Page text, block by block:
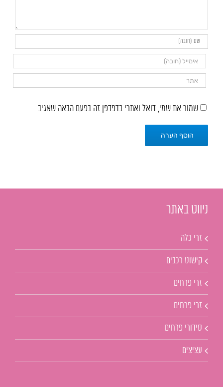
שמור את שמי, דואל ואתרי בדפדפן זה בפעם הבאה שאגיב
ניווט באתר
זרי כלה
קישוט רכבים
זרי פרחים
זרי פרחים
סידורי פרחים
עציצים